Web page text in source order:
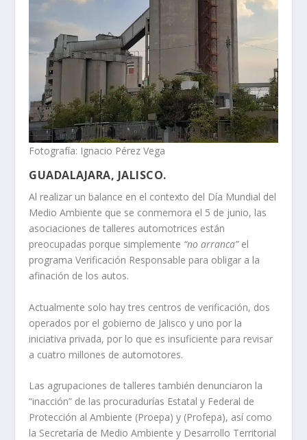
Fotografía: Ignacio Pérez Vega
GUADALAJARA, JALISCO.
Al realizar un balance en el contexto del Día Mundial del
Medio Ambiente que se conmemora el 5 de junio, las
asociaciones de talleres automotrices están
preocupadas porque simplemente “no arranca”el
programa Verificación Responsable para obligar a la
afinación de los autos.
Actualmente solo hay tres centros de verificación, dos
operados por el gobierno de Jalisco y uno por la
iniciativa privada, por lo que es insuficiente para revisar
a cuatro millones de automotores.
Las agrupaciones de talleres también denunciaron la
“inacción” de las procuradurías Estatal y Federal de
Protección al Ambiente (Proepa) y (Profepa), así como
la Secretaría de Medio Ambiente y Desarrollo Territorial